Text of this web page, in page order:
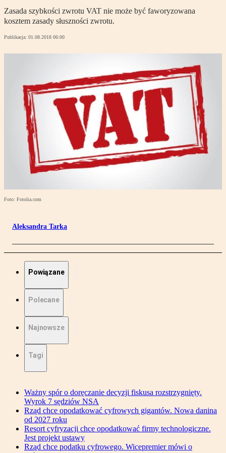
Zasada szybkości zwrotu VAT nie może być faworyzowana
kosztem zasady słuszności zwrotu.
Publikacja: 01.08.2018 06:00
Foto: Fotolia.com
Aleksandra Tarka
Powiązane
Polecane
Najnowsze
Tagi
Ważny spór o doręczanie decyzji fiskusa rozstrzygnięty.
Wyrok 7 sędziów NSA
Rząd chce opodatkować cyfrowych gigantów. Nowa danina
od 2027 roku
Resort cyfryzacji chce opodatkować firmy technologiczne.
Jest projekt ustawy
Rząd chce podatku cyfrowego. Wicepremier mówi o